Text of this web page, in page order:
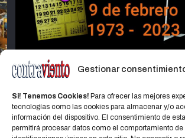
Gestionar
Si! Tenemos Cookies! Para ofrecer las mejores
tecnologías como las cookies para almacenar y/o
información del dispositivo. El consentimiento de
permitirá procesar datos como el comportamiento
ESPECIALES
50 Años del Golpe de Estado
9 febrero, 2023 Alfredo Bruno